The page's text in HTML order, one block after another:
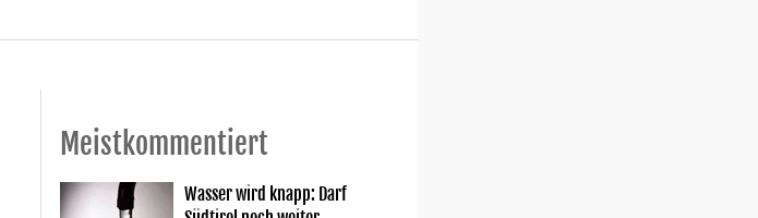
Meistkommentiert
Wasser wird knapp: Darf